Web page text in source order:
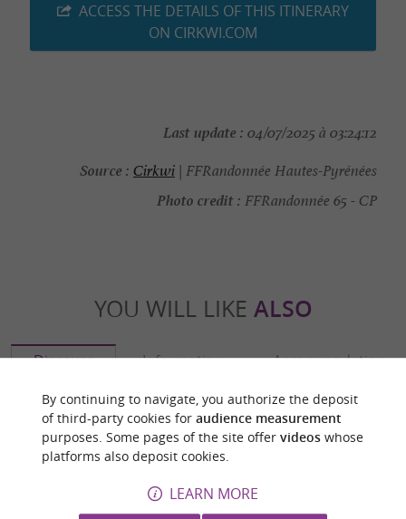
ACCESS THE DETAILS OF THIS ITINERARY
ON CIRKWI.COM
Last update : 04/07/2025 à 03:24:12
Source : Cirkwi | FFRandonnée Hautes-Pyrénées
Photo credit : FFRandonnée 65 - CP
YOU WILL LIKE ALSO
Discover Information Accommodation
By continuing to navigate, you authorize the deposit
of third-party cookies for audience measurement
purposes. Some pages of the site offer videoswhose
platforms also deposit cookies.
LEARN MORE